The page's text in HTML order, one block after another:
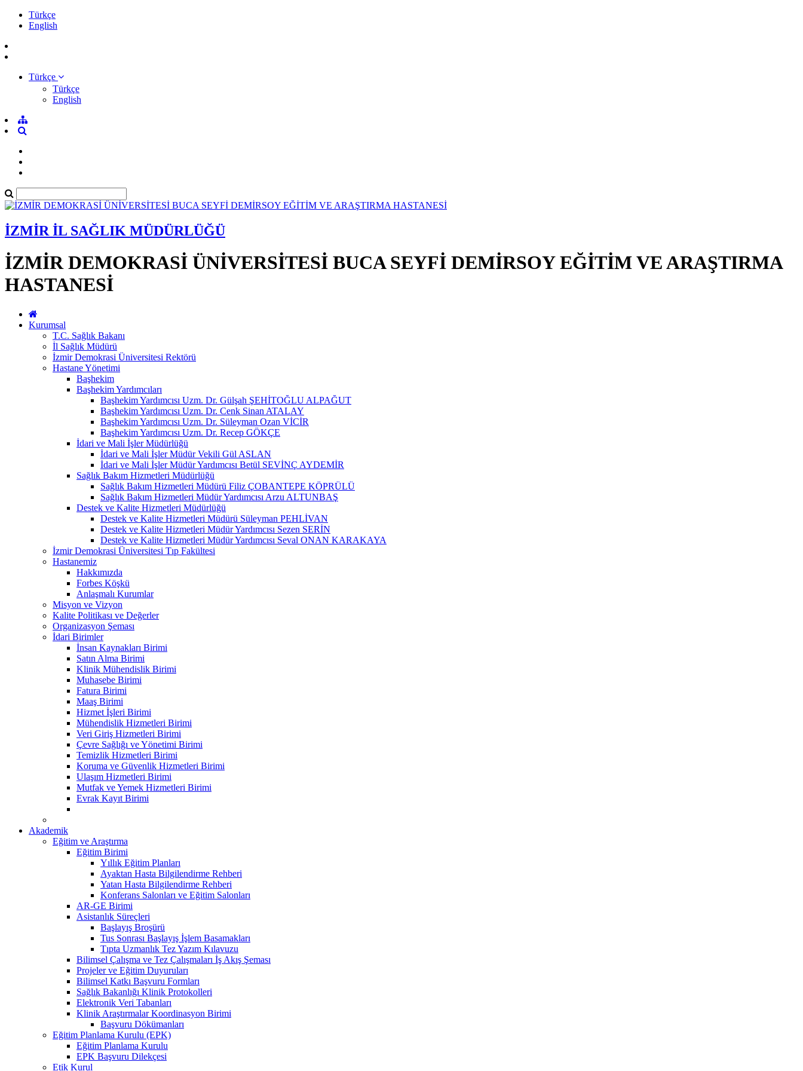
Türkçe
English
Türkçe
Türkçe
English
İZMİR İL SAĞLIK MÜDÜRLÜĞÜ
İZMİR DEMOKRASİ ÜNİVERSİTESİ BUCA SEYFİ DEMİRSOY EĞİTİM VE ARAŞTIRMA
HASTANESİ
Kurumsal
T.C. Sağlık Bakanı
İl Sağlık Müdürü
İzmir Demokrasi Üniversitesi Rektörü
Hastane Yönetimi
Başhekim
Başhekim Yardımcıları
Başhekim Yardımcısı Uzm. Dr. Gülşah ŞEHİTOĞLU ALPAĞUT
Başhekim Yardımcısı Uzm. Dr. Cenk Sinan ATALAY
Başhekim Yardımcısı Uzm. Dr. Süleyman Ozan VİCİR
Başhekim Yardımcısı Uzm. Dr. Recep GÖKÇE
İdari ve Mali İşler Müdürlüğü
İdari ve Mali İşler Müdür Vekili Gül ASLAN
İdari ve Mali İşler Müdür Yardımcısı Betül SEVİNÇ AYDEMİR
Sağlık Bakım Hizmetleri Müdürlüğü
Sağlık Bakım Hizmetleri Müdürü Filiz ÇOBANTEPE KÖPRÜLÜ
Sağlık Bakım Hizmetleri Müdür Yardımcısı Arzu ALTUNBAŞ
Destek ve Kalite Hizmetleri Müdürlüğü
Destek ve Kalite Hizmetleri Müdürü Süleyman PEHLİVAN
Destek ve Kalite Hizmetleri Müdür Yardımcısı Sezen SERİN
Destek ve Kalite Hizmetleri Müdür Yardımcısı Seval ONAN KARAKAYA
İzmir Demokrasi Üniversitesi Tıp Fakültesi
Hastanemiz
Hakkımızda
Forbes Köşkü
Anlaşmalı Kurumlar
Misyon ve Vizyon
Kalite Politikası ve Değerler
Organizasyon Şeması
İdari Birimler
İnsan Kaynakları Birimi
Satın Alma Birimi
Klinik Mühendislik Birimi
Muhasebe Birimi
Fatura Birimi
Maaş Birimi
Hizmet İşleri Birimi
Mühendislik Hizmetleri Birimi
Veri Giriş Hizmetleri Birimi
Çevre Sağlığı ve Yönetimi Birimi
Temizlik Hizmetleri Birimi
Koruma ve Güvenlik Hizmetleri Birimi
Ulaşım Hizmetleri Birimi
Mutfak ve Yemek Hizmetleri Birimi
Evrak Kayıt Birimi
Akademik
Eğitim ve Araştırma
Eğitim Birimi
Yıllık Eğitim Planları
Ayaktan Hasta Bilgilendirme Rehberi
Yatan Hasta Bilgilendirme Rehberi
Konferans Salonları ve Eğitim Salonları
AR-GE Birimi
Asistanlık Süreçleri
Başlayış Broşürü
Tus Sonrası Başlayış İşlem Basamakları
Tıpta Uzmanlık Tez Yazım Kılavuzu
Bilimsel Çalışma ve Tez Çalışmaları İş Akış Şeması
Projeler ve Eğitim Duyuruları
Bilimsel Katkı Başvuru Formları
Sağlık Bakanlığı Klinik Protokolleri
Elektronik Veri Tabanları
Klinik Araştırmalar Koordinasyon Birimi
Başvuru Dökümanları
Eğitim Planlama Kurulu (EPK)
Eğitim Planlama Kurulu
EPK Başvuru Dilekçesi
Etik Kurul